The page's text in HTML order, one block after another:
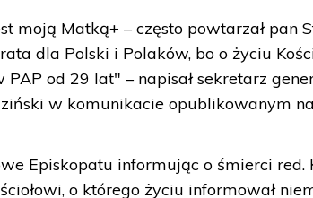
moją Matką+ – często powtarzał pan
dla Polski i Polaków, bo o życiu
PAP od 29 lat" – napisał sekretarz
w komunikacie opublikowanym na
Episkopatu informując o śmierci red.
o którego życiu informował